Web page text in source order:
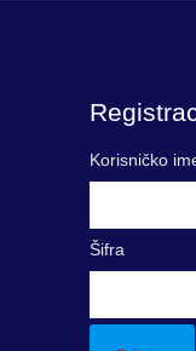
Korisničko
Šifra